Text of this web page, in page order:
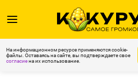
На информационном ресурсе применяются cookie-
файлы. Оставаясь на сайте, вы подтверждаете свое
согласиена их использование.